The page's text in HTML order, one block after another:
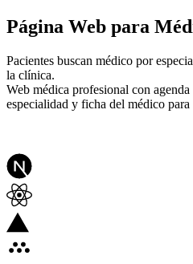
Página Web para
Pacientes buscan médico por
la clínica.
Web médica profesional con
especialidad y ficha del médico